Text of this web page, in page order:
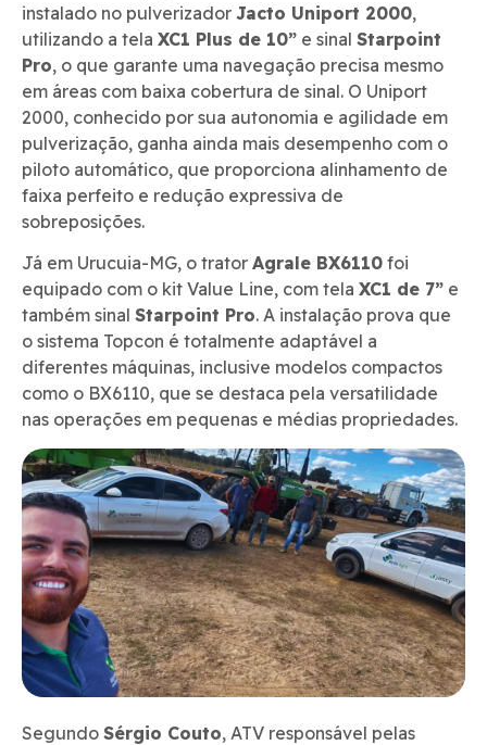
instalado no pulverizador Jacto Uniport 2000,
utilizando a tela XC1 Plus de 10” e sinal Starpoint
Pro, o que garante uma navegação precisa mesmo
em áreas com baixa cobertura de sinal. O Uniport
2000, conhecido por sua autonomia e agilidade em
pulverização, ganha ainda mais desempenho com o
piloto automático, que proporciona alinhamento de
faixa perfeito e redução expressiva de
sobreposições.
Já em Urucuia-MG, o trator Agrale BX6110 foi
equipado com o kit Value Line, com tela XC1 de 7” e
também sinal Starpoint Pro. A instalação prova que
o sistema Topcon é totalmente adaptável a
diferentes máquinas, inclusive modelos compactos
como o BX6110, que se destaca pela versatilidade
nas operações em pequenas e médias propriedades.
Segundo Sérgio Couto, ATV responsável pelas